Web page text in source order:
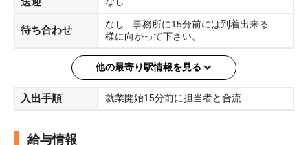
待ち合わせ
なし : 事務所に15分前には到着出来る
様に向かって下さい。
他の最寄り駅情報を見る
入出手順 就業開始15分前に担当者と合流
給与情報